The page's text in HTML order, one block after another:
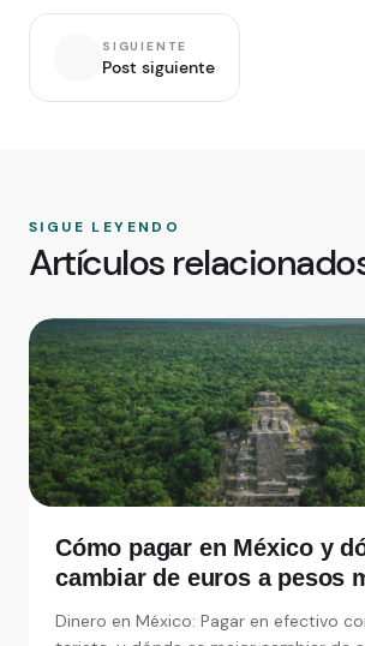
SIGUIENTE
Post siguiente
SIGUE LEYENDO
Artículos
Cómo pagar en México y
cambiar de euros a pesos
Dinero en México: Pagar en efectivo